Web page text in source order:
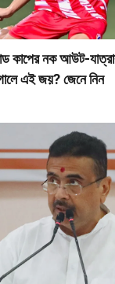
কাপের নক আউট-
এই জয়? জেনে নিন